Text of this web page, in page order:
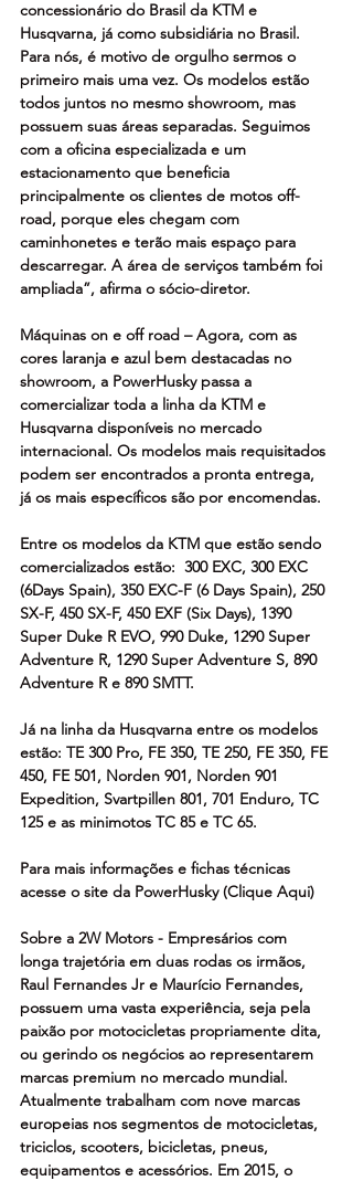
concessionário do Brasil da KTM e
Husqvarna, já como subsidiária no Brasil.
Para nós, é motivo de orgulho sermos o
primeiro mais uma vez. Os modelos estão
todos juntos no mesmo showroom, mas
possuem suas áreas separadas. Seguimos
com a oficina especializada e um
estacionamento que beneficia
principalmente os clientes de motos off-
road, porque eles chegam com
caminhonetes e terão mais espaço para
descarregar. A área de serviços também foi
ampliada”, afirma o sócio-diretor.
Máquinas on e off road – Agora, com as
cores laranja e azul bem destacadas no
showroom, a PowerHusky passa a
comercializar toda a linha da KTM e
Husqvarna disponíveis no mercado
internacional. Os modelos mais requisitados
podem ser encontrados a pronta entrega,
já os mais específicos são por encomendas.
Entre os modelos da KTM que estão sendo
comercializados estão:  300 EXC, 300 EXC
(6Days Spain), 350 EXC-F (6 Days Spain), 250
SX-F, 450 SX-F, 450 EXF (Six Days), 1390
Super Duke R EVO, 990 Duke, 1290 Super
Adventure R, 1290 Super Adventure S, 890
Adventure R e 890 SMTT.
Já na linha da Husqvarna entre os modelos
estão: TE 300 Pro, FE 350, TE 250, FE 350, FE
450, FE 501, Norden 901, Norden 901
Expedition, Svartpillen 801, 701 Enduro, TC
125 e as minimotos TC 85 e TC 65.
Para mais informações e fichas técnicas
acesse o site da PowerHusky (Clique Aqui)
Sobre a 2W Motors - Empresários com
longa trajetória em duas rodas os irmãos,
Raul Fernandes Jr e Maurício Fernandes,
possuem uma vasta experiência, seja pela
paixão por motocicletas propriamente dita,
ou gerindo os negócios ao representarem
marcas premium no mercado mundial.
Atualmente trabalham com nove marcas
europeias nos segmentos de motocicletas,
triciclos, scooters, bicicletas, pneus,
equipamentos e acessórios. Em 2015, o